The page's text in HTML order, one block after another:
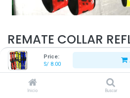
Price:
S/ 8.00
Inicio Buscar
REMATE COLLAR
S/8.00